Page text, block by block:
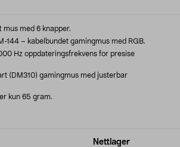
Nettlager
mus med 6 knapper.
144 – kabelbundet gamingmus med RGB.
Hz oppdateringsfrekvens for presise
(DM310) gamingmus med justerbar
kun 65 gram.